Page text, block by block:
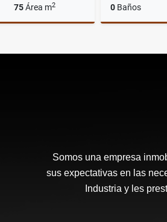
75Área m2
$4.000.000
0 Baños
Somos una empresa
sus expectativas en las
Industria y les